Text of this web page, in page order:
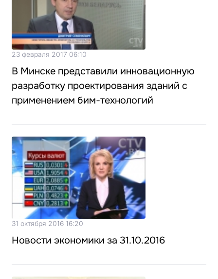
23 февраля 2017 06:10
В Минске представили инновационную
разработку проектирования зданий с
применением бим-технологий
31 октября 2016 16:20
Новости экономики за 31.10.2016